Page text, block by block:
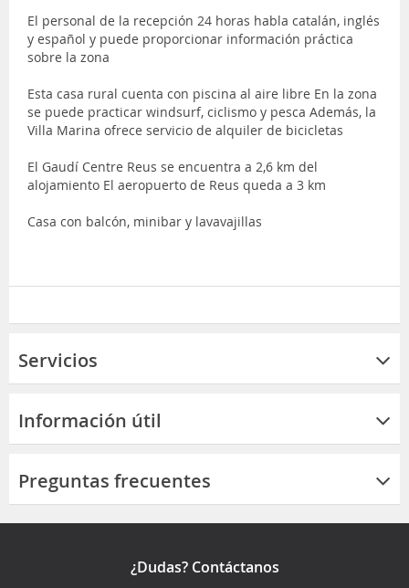
El personal de la recepción 24 horas habla catalán, inglés
y español y puede proporcionar información práctica
sobre la zona
Esta casa rural cuenta con piscina al aire libre En la zona
se puede practicar windsurf, ciclismo y pesca Además, la
Villa Marina ofrece servicio de alquiler de bicicletas
El Gaudí Centre Reus se encuentra a 2,6 km del
alojamiento El aeropuerto de Reus queda a 3 km
Casa con balcón, minibar y lavavajillas
Servicios
Información útil
Preguntas frecuentes
¿Dudas? Contáctanos